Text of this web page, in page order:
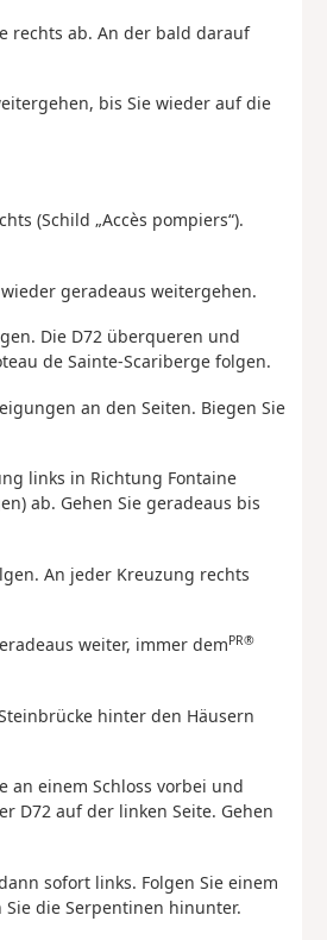
rechts ab. An der bald darauf
bis Sie wieder auf die
(Schild „Accès pompiers“).
geradeaus weitergehen.
Die D72 überqueren und
de Sainte-Scariberge folgen.
an den Seiten. Biegen Sie
links in Richtung Fontaine
ab. Gehen Sie geradeaus bis
An jeder Kreuzung rechts
weiter, immer demPR®
hinter den Häusern
an einem Schloss vorbei und
D72 auf der linken Seite. Gehen
sofort links. Folgen Sie einem
die Serpentinen hinunter.